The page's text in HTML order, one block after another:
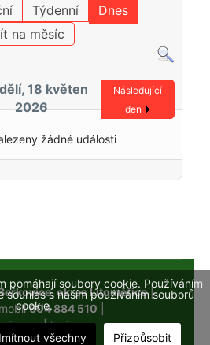
Týdenní
Dnes
na měsíc
18 květen
2026
Následující
den
žádné události
okres Litoměřice|
604 884 510
|login
pomáhají soubory cookie. Používáním
souhlas s naším používáním souborů
cookie.
všechny Přizpůsobit